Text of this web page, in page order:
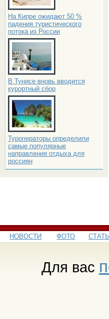
На Кипре ожидают 50 %
падения туристического
потока из России
В Тунисе вновь вводится
курортный сбор
Туроператоры определили
самые популярные
направления отдыха для
россиян
НОВОСТИ ФОТО
Для вас